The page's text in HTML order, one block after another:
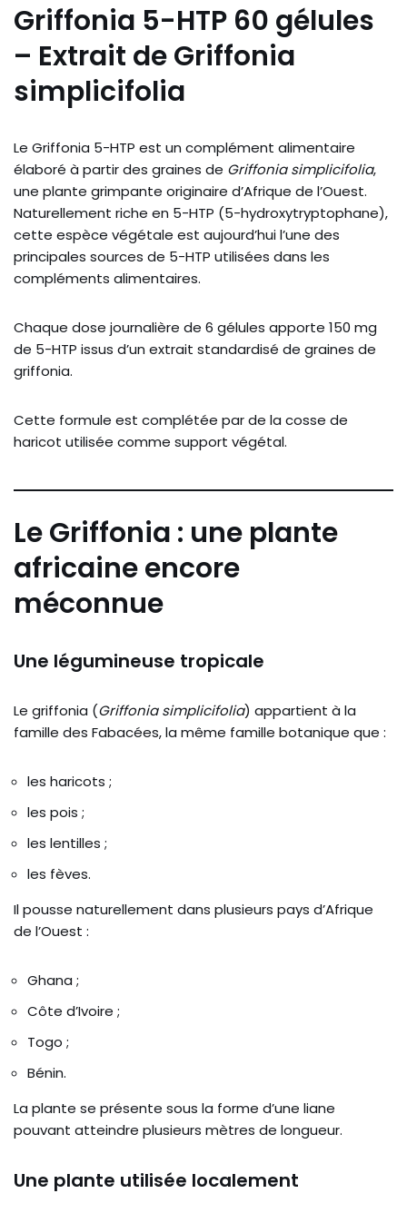
Griffonia 5-HTP 60 gélules
– Extrait de Griffonia
simplicifolia
Le Griffonia 5-HTP est un complément alimentaire
élaboré à partir des graines de Griffonia simplicifolia,
une plante grimpante originaire d’Afrique de l’Ouest.
Naturellement riche en 5-HTP (5-hydroxytryptophane),
cette espèce végétale est aujourd’hui l’une des
principales sources de 5-HTP utilisées dans les
compléments alimentaires.
Chaque dose journalière de 6 gélules apporte 150 mg
de 5-HTP issus d’un extrait standardisé de graines de
griffonia.
Cette formule est complétée par de la cosse de
haricot utilisée comme support végétal.
Le Griffonia : une plante
africaine encore
méconnue
Une légumineuse tropicale
Le griffonia (Griffonia simplicifolia) appartient à la
famille des Fabacées, la même famille botanique que :
les haricots ;
les pois ;
les lentilles ;
les fèves.
Il pousse naturellement dans plusieurs pays d’Afrique
de l’Ouest :
Ghana ;
Côte d’Ivoire ;
Togo ;
Bénin.
La plante se présente sous la forme d’une liane
pouvant atteindre plusieurs mètres de longueur.
Une plante utilisée localement